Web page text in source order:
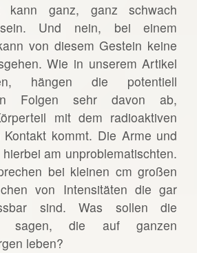
kann ganz, ganz schwach
Und nein, bei einem
von diesem Gestein keine
Wie in unserem Artikel
hängen die potentiell
Folgen sehr davon ab,
mit dem radioaktiven
Kontakt kommt. Die Arme und
am unproblematischten.
bei kleinen cm großen
von Intensitäten die gar
sind. Was sollen die
sagen, die auf ganzen
leben?